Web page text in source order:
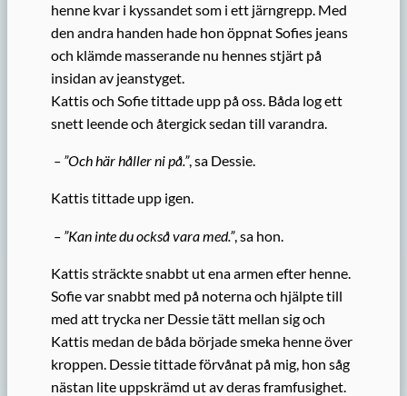
henne kvar i kyssandet som i ett järngrepp. Med
den andra handen hade hon öppnat Sofies jeans
och klämde masserande nu hennes stjärt på
insidan av jeanstyget.
Kattis och Sofie tittade upp på oss. Båda log ett
snett leende och återgick sedan till varandra.
– ”Och här håller ni på.”, sa Dessie.
Kattis tittade upp igen.
– ”Kan inte du också vara med.”, sa hon.
Kattis sträckte snabbt ut ena armen efter henne.
Sofie var snabbt med på noterna och hjälpte till
med att trycka ner Dessie tätt mellan sig och
Kattis medan de båda började smeka henne över
kroppen. Dessie tittade förvånat på mig, hon såg
nästan lite uppskrämd ut av deras framfusighet.